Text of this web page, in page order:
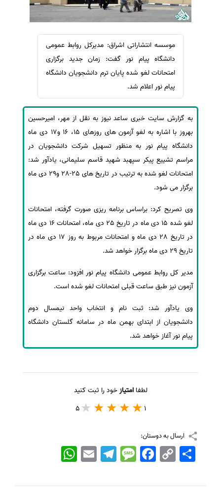
ترجمه عربی به فارسی
مشاهده همه زبان ها
سفارش ویرایش
سفارش پارافریز
سفارش فرمت‌بندی
سفارش کاهش کمیت
سفارش معرفی مجله
سفارش معرفی مقاله
سفارش معرفی کتاب
سفارش چکیده مبسوط
سفارش ترجمه مولتی‌مدیا
سفارش گویندگی
سفارش تولید محتوا
سفارش ترجمه همزمان
سفارش چکیده گرافیکی
سفارش تهیه کاورلتر
سفارش انگیزه‌نامه‌SOP
موسسه انتشاراتی اشراق: مدیرکل روابط عمومی
دانشگاه پیام نور گفت: زمان جدید برگزاری
امتحانات لغو شده پایان ترم دانشجویان دانشگاه
پیام نور اعلام شد.
به گزارش سایت خبری ساعد نیوز به نقل از مهر، امیرحسین
بهروز با اشاره به لغو آزمون های روزهای 15، 16 و17 دی ماه
دانشگاه پیام نور به منظور تسهیل شرکت دانشجویان در
مراسم تشییع پیکر سپهبد شهید قاسم سلیمانی، یادآور شد:
امتحانات لغو شده به ترتیب در تاریخ های 25-28 و29 دی ماه
برگزار می شود.
وی تصریح کرد: براساس برنامه ریزی صورت گرفته، امتحانات
لغو شده 15 دی ماه در تاریخ 25 دی ماه، امتحانات 16 دی ماه
در تاریخ 28 دی ماه و امتحانات مربوط به روز 17 دی ماه در
تاریخ 29 دی ماه برگزار خواهد شد.
مدیر کل روابط عمومی دانشگاه پیام نور افزود: ساعت برگزاری
آزمون نیز طبق ساعت قبلی امتحانات لغو شده است.
وی یادآور شد: ثبت نام و انتخاب واحد نیمسال دوم
دانشجویان از ابتدای بهمن ماه در سامانه گلستان دانشگاه
پیام نور آغاز خواهد شد.
لطفاامتیازخود را ثبت کنید
1
5
ارسال به دوستان:
WhatsApp EmailTelegramMessageFacebook Copy
Link
اشتراک